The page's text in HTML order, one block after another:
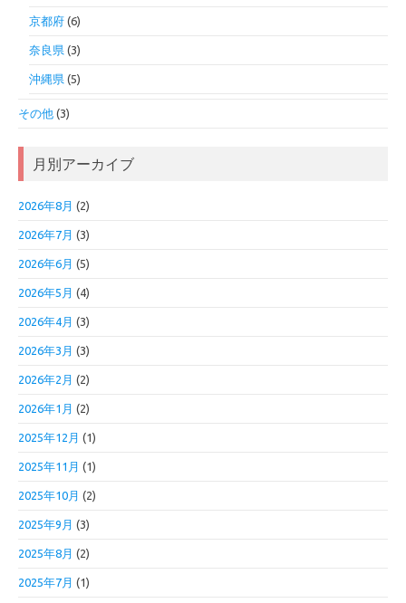
京都府 (6)
奈良県 (3)
沖縄県 (5)
その他 (3)
月別アーカイブ
2026年8月 (2)
2026年7月 (3)
2026年6月 (5)
2026年5月 (4)
2026年4月 (3)
2026年3月 (3)
2026年2月 (2)
2026年1月 (2)
2025年12月 (1)
2025年11月 (1)
2025年10月 (2)
2025年9月 (3)
2025年8月 (2)
2025年7月 (1)